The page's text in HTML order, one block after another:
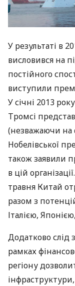
У результаті в
висловився на
постійного
виступили
У січні 2013
Тромсі
(незважаючи на
Нобелівської
також заявили
в цій
травня Китай
разом з
Італією,
Додатково слід
рамках
регіону